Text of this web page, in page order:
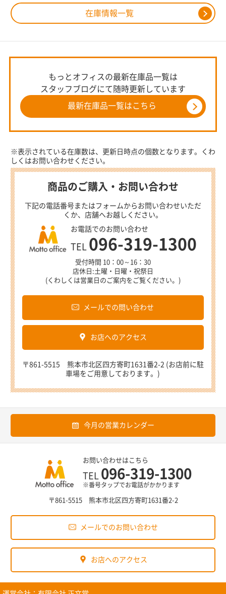
在庫情報一覧
もっとオフィスの最新在庫品一覧は
スタッフブログにて随時更新しています
最新在庫品一覧はこちら
※表示されている在庫数は、更新日時点の個数となります。くわ
しくはお問い合わせください。
商品のご購入・お問い合わせ
下記の電話番号またはフォームからお問い合わせいただ
くか、店舗へお越しください。
お電話でのお問い合わせ
TEL 096-319-1300
受付時間 10：00～16：30
店休日:土曜・日曜・祝祭日
(くわしくは営業日のご案内をご覧ください。)
メールでの問い合わせ
お店へのアクセス
〒861-5515 熊本市北区四方寄町1631番2-2 (お店前に駐
車場をご用意しております。)
今月の営業カレンダー
お問い合わせはこちら
TEL 096-319-1300
※番号タップでお電話がかかります
〒861-5515 熊本市北区四方寄町1631番2-2
メールでのお問い合わせ
お店へのアクセス